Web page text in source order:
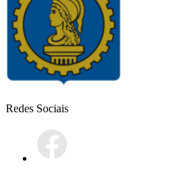
Redes Sociais